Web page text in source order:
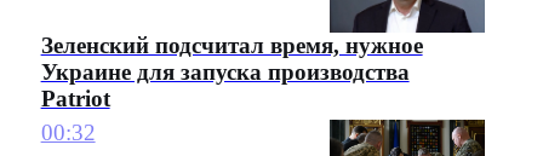
Зеленский подсчитал время, нужное
Украине для запуска производства
Patriot
00:32